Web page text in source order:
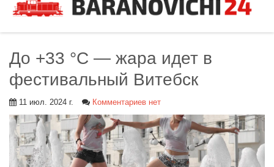
До +33 °C — жара идет в
фестивальный Витебск
11 июл. 2024 г. Комментариев нет